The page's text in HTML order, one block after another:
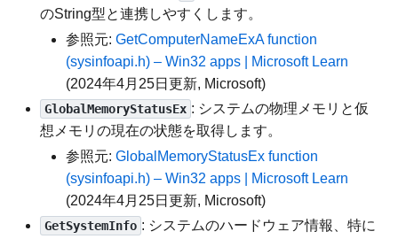
のString型と連携しやすくします。
参照元:GetComputerNameExA function
(sysinfoapi.h) – Win32 apps | Microsoft Learn
(2024年4月25日更新, Microsoft)
GlobalMemoryStatusEx : システムの物理メモリと仮
想メモリの現在の状態を取得します。
参照元:GlobalMemoryStatusEx function
(sysinfoapi.h) – Win32 apps | Microsoft Learn
(2024年4月25日更新, Microsoft)
GetSystemInfo : システムのハードウェア情報、特に